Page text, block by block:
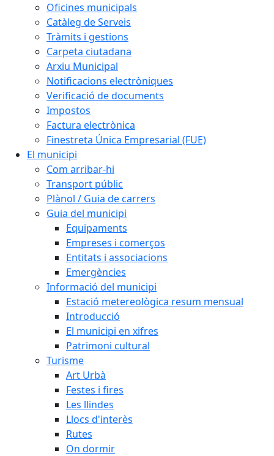
Oficines municipals
Catàleg de Serveis
Tràmits i gestions
Carpeta ciutadana
Arxiu Municipal
Notificacions electròniques
Verificació de documents
Impostos
Factura electrònica
Finestreta Única Empresarial (FUE)
El municipi
Com arribar-hi
Transport públic
Plànol / Guia de carrers
Guia del municipi
Equipaments
Empreses i comerços
Entitats i associacions
Emergències
Informació del municipi
Estació metereològica resum mensual
Introducció
El municipi en xifres
Patrimoni cultural
Turisme
Art Urbà
Festes i fires
Les llindes
Llocs d'interès
Rutes
On dormir